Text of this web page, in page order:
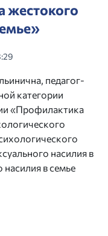
жестокого
педагог-
категории
«Профилактика
насилия в
в семье